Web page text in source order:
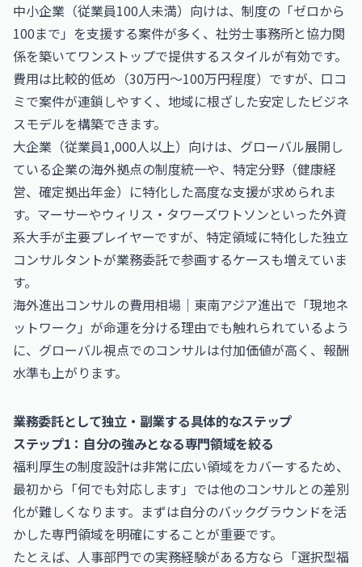
中小企業（従業員100人未満）向けは、制度の「ゼロから
100まで」を支援する案件が多く、社労士事務所と協力関
係を築いてワンストップで提供するスタイルが有効です。
費用は比較的低め（30万円〜100万円程度）ですが、口コ
ミで案件が連鎖しやすく、地域に根ざした安定したビジネ
スモデルを構築できます。
大企業（従業員1,000人以上）向けは、グローバル展開し
ている企業の海外拠点の制度統一や、特定分野（健康経
営、確定拠出年金）に特化した高度な支援が求められま
す。マーサーやウィリス・タワーズワトソンといった外資
系大手が主要プレイヤーですが、特定領域に特化した独立
コンサルタントが業務委託で参画するケースも増えていま
す。
海外進出コンサルの費用相場｜東南アジア進出で「現地ネ
ットワーク」が命運を分ける理由でも触れられているよう
に、グローバル視点でのコンサルは付加価値が高く、報酬
水準も上がります。
業務委託として独立・副業する具体的なステップ
ステップ1：自分の強みとなる専門領域を絞る
福利厚生の制度設計は非常に広い領域をカバーするため、
最初から「何でも対応します」では他のコンサルとの差別
化が難しくなります。まずは自分のバックグラウンドを活
かした専門領域を明確にすることが重要です。
たとえば、人事部門での実務経験がある方なら「選択型福